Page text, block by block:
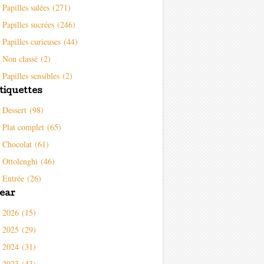
Papilles salées (271)
Papilles sucrées (246)
Papilles curieuses (44)
Non classé (2)
Papilles sensibles (2)
Dessert (98)
Plat complet (65)
Chocolat (61)
Ottolenghi (46)
Entrée (26)
2026 (15)
2025 (29)
2024 (31)